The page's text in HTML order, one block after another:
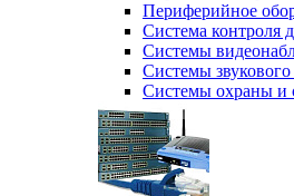
Периферийное
Система контроля
Системы
Системы
Системы охраны и